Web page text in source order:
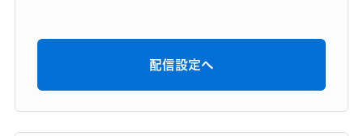
配信設定へ